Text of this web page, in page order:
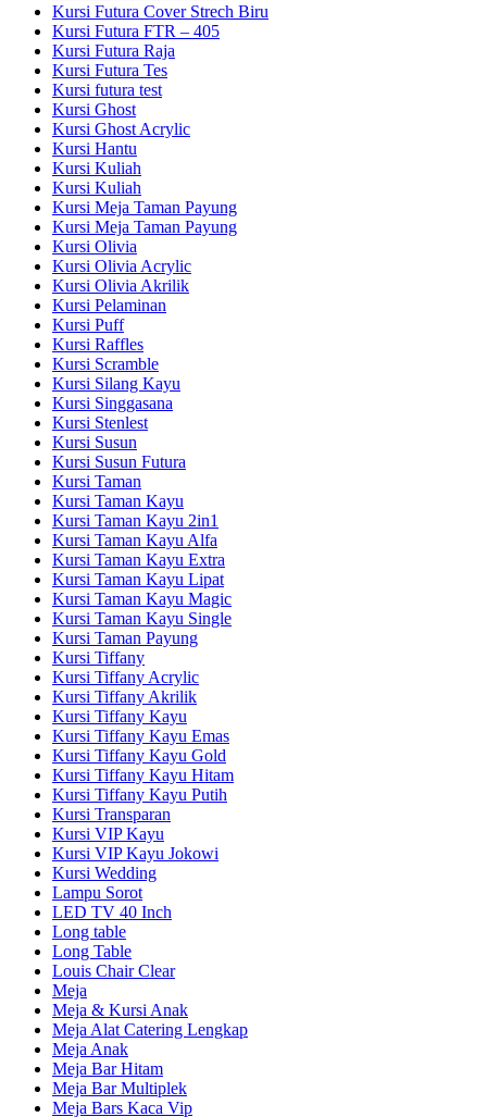
Kursi Futura Cover Strech Biru
Kursi Futura FTR – 405
Kursi Futura Raja
Kursi Futura Tes
Kursi futura test
Kursi Ghost
Kursi Ghost Acrylic
Kursi Hantu
Kursi Kuliah
Kursi Kuliah
Kursi Meja Taman Payung
Kursi Meja Taman Payung
Kursi Olivia
Kursi Olivia Acrylic
Kursi Olivia Akrilik
Kursi Pelaminan
Kursi Puff
Kursi Raffles
Kursi Scramble
Kursi Silang Kayu
Kursi Singgasana
Kursi Stenlest
Kursi Susun
Kursi Susun Futura
Kursi Taman
Kursi Taman Kayu
Kursi Taman Kayu 2in1
Kursi Taman Kayu Alfa
Kursi Taman Kayu Extra
Kursi Taman Kayu Lipat
Kursi Taman Kayu Magic
Kursi Taman Kayu Single
Kursi Taman Payung
Kursi Tiffany
Kursi Tiffany Acrylic
Kursi Tiffany Akrilik
Kursi Tiffany Kayu
Kursi Tiffany Kayu Emas
Kursi Tiffany Kayu Gold
Kursi Tiffany Kayu Hitam
Kursi Tiffany Kayu Putih
Kursi Transparan
Kursi VIP Kayu
Kursi VIP Kayu Jokowi
Kursi Wedding
Lampu Sorot
LED TV 40 Inch
Long table
Long Table
Louis Chair Clear
Meja
Meja & Kursi Anak
Meja Alat Catering Lengkap
Meja Anak
Meja Bar Hitam
Meja Bar Multiplek
Meja Bars Kaca Vip